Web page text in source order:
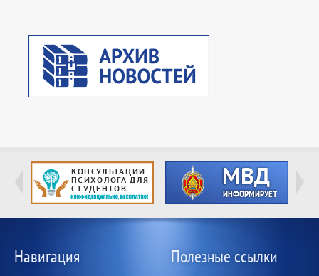
Навигация Полезные ссылки